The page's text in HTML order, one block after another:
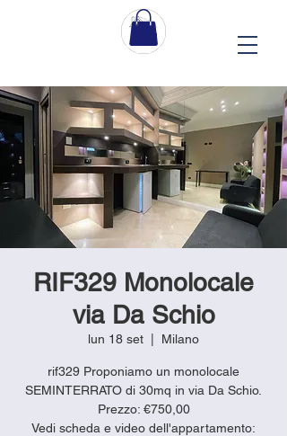
RIF329 Monolocale
via Da Schio
lun 18 set Milano
rif329 Proponiamo un monolocale
SEMINTERRATO di 30mq in via Da Schio.
Prezzo: €750,00
Vedi scheda e video dell'appartamento: